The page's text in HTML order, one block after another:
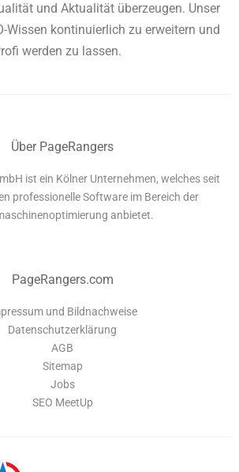
und Aktualität überzeugen. Unser
Wissen kontinuierlich zu erweitern und
werden zu lassen.
Über PageRangers
ist ein Kölner Unternehmen, welches seit
professionelle Software im Bereich der
anbietet.
PageRangers.com
und Bildnachweise
Datenschutzerklärung
AGB
Sitemap
Jobs
SEO MeetUp